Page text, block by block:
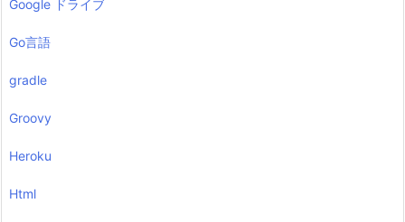
Google ドライブ
Go言語
gradle
Groovy
Heroku
Html